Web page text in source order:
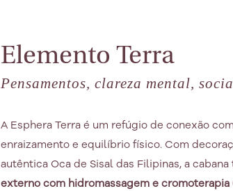
Elemento Terra
Pensamentos, clareza mental,
A Esphera Terra é um refúgio de conexão
enraizamento e equilíbrio físico. Com
autêntica Oca de Sisal das Filipinas, a
externo com hidromassagem e cromoterapia